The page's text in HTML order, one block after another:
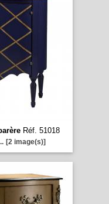
Réf. 51018
[2 image(s)]